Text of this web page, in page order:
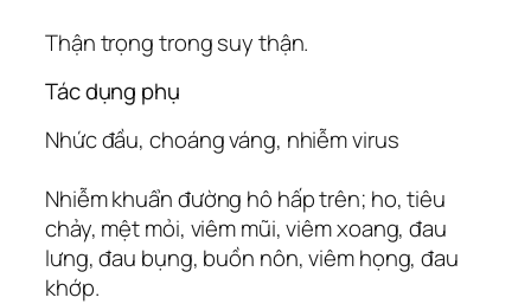
Thận trọng trong suy thận.
Tác dụng phụ
Nhức đầu, choáng váng, nhiễm virus
Nhiễm khuẩn đường hô hấp trên; ho, tiêu
chảy, mệt mỏi, viêm mũi, viêm xoang, đau
lưng, đau bụng, buồn nôn, viêm họng, đau
khớp.